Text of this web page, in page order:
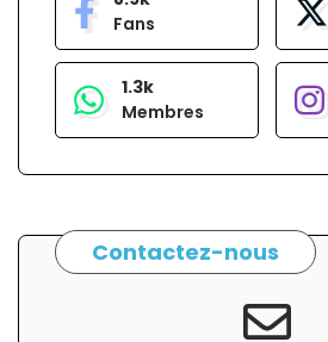
Fans
1.3k
Membres
Contactez-nous